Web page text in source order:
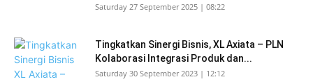
Saturday 27 September 2025 | 08:22
Tingkatkan Sinergi Bisnis, XL Axiata – PLN
Kolaborasi Integrasi Produk dan...
Saturday 30 September 2023 | 12:12